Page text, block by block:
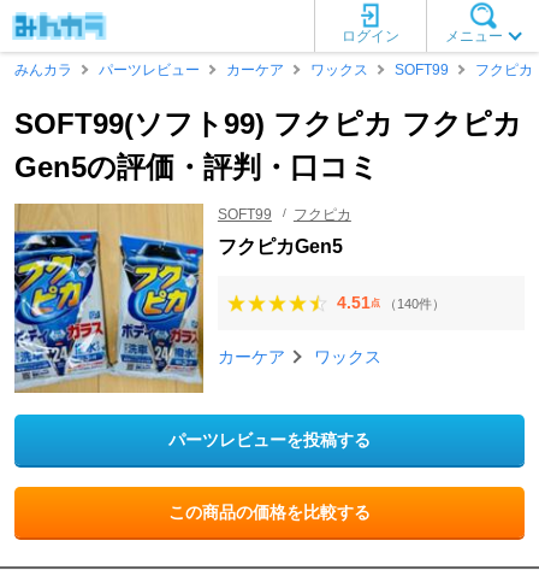
メニュー
ログイン
みんカラ
パーツレビュー カーケア ワックス SOFT99 フクピカ
SOFT99(ソフト99) フクピカ フクピカ
Gen5の評価・評判・口コミ
SOFT99 フクピカ
フクピカGen5
4.51点 （140件）
カーケア ワックス
パーツレビューを投稿する
この商品の価格を比較する